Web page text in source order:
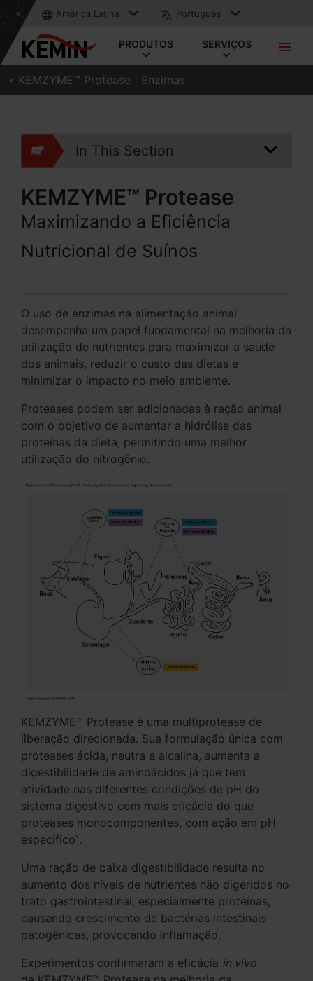
América Latina Português
PRODUTOS SERVIÇOS
KEMZYME™ Protease | Enzimas
In This Section
KEMZYME™ Protease
Maximizando a Eficiência
Nutricional de Suínos
O uso de enzimas na alimentação animal
desempenha um papel fundamental na melhoria da
utilização de nutrientes para maximizar a saúde
dos animais, reduzir o custo das dietas e
minimizar o impacto no meio ambiente.
Proteases podem ser adicionadas à ração animal
com o objetivo de aumentar a hidrólise das
proteínas da dieta, permitindo uma melhor
utilização do nitrogênio.
KEMZYME™ Protease é uma multiprotease de
liberação direcionada. Sua formulação única com
proteases ácida, neutra e alcalina, aumenta a
digestibilidade de aminoácidos já que tem
atividade nas diferentes condições de pH do
sistema digestivo com mais eficácia do que
proteases monocomponentes, com ação em pH
específico¹.
Uma ração de baixa digestibilidade resulta no
aumento dos níveis de nutrientes não digeridos no
trato gastrointestinal, especialmente proteínas,
causando crescimento de bactérias intestinais
patogênicas, provocando inflamação.
Experimentos confirmaram a eficácia in vivo